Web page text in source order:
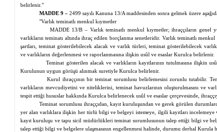
belirlenir."
MADDE 9 – 2499 sayılı Kanuna 13/A maddesinden sonra gelmek üzere
"Varlık teminatlı menkul kıymetler
MADDE 13/B – Varlık teminatlı menkul kıymetler; ihraççıların
varlıkların teminatı altında ihraç edilen borçlanma senetleridir. Varlık teminatlı
şartları, teminat gösterilebilecek alacak ve varlık türleri, teminat gösterilebilecek
ve varlıkların değerlenmesi ve raporlanmasına ilişkin usûl ve esaslar Kurulca belirlenir.
Teminat gösterilen alacak ve varlıkların kayıtlarının tutulmasına ilişkin
Kurulunun uygun görüşü alınmak suretiyle Kurulca belirlenir.
Kurul ihraççının bir teminat sorumlusu belirlemesini zorunlu tutabilir.
varlıkların mevcudiyetini ve niteliklerini, teminat havuzlarının oluşturulmasını ve
tespit ettiği hususlar hakkında Kurulca belirlenecek usûl ve esaslar çerçevesinde,
Teminat sorumlusu ihraççıdan, kayıt kuruluşundan ve gerek görülen
yer alan varlıklara ilişkin her türlü bilgi ve belgeyi istemeye, ilgili kayıtları incelemeye
kayıt kuruluşu ve tapu sicil müdürlükleri teminat sorumlusunun talep ettiği bilgi ve
talep ettiği bilgi ve belgelere ulaşmasının engellenmesi halinde, durumu derhal